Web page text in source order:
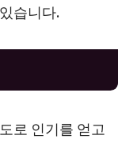
습니다.
로 인기를 얻고